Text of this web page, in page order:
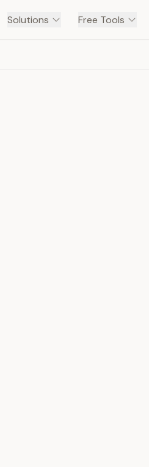
Solutions Free Tools